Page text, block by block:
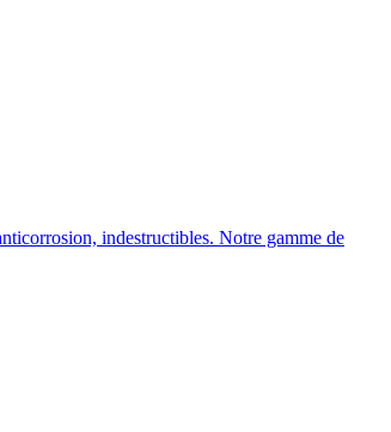
indestructibles. Notre gamme de